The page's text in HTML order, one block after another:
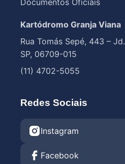
Documentos Oficiais
Kartódromo Granja Viana
Rua Tomás Sepé, 443 –
SP, 06709-015
(11) 4702-5055
Redes Sociais
Instagram
Facebook